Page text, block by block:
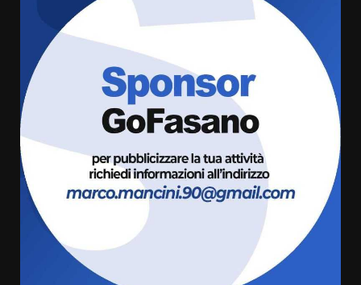
3
Fasanese ferito a colpi di arma
6 Agosto 2026 18:13
Carta d’identità: continua il piano
di aperture straordinarie del
6 Agosto 2026 14:16
Grazia Neglia, coordinatrice
cittadina di Fratelli d’Italia,
pronta a tornare in Consiglio
comunale